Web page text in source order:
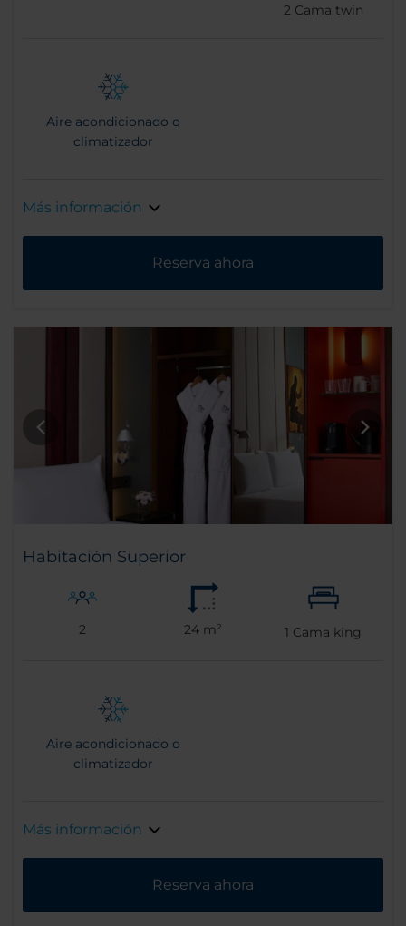
2 Cama twin
Aire acondicionado o
climatizador
Más información
Reserva ahora
Habitación Superior
2 24 m² 1 Cama king
Aire acondicionado o
climatizador
Más información
Reserva ahora